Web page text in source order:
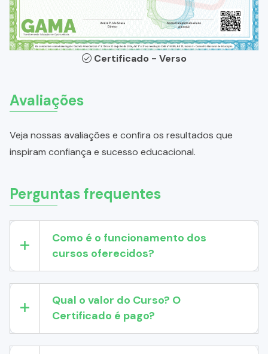
Certificado - Verso
Avaliações
Veja nossas avaliações e confira os resultados que
inspiram confiança e sucesso educacional.
Perguntas frequentes
Como é o funcionamento dos
cursos oferecidos?
Qual o valor do Curso? O
Certificado é pago?